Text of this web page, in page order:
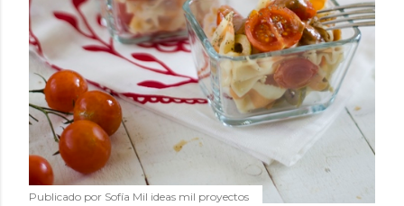
Publicado por Sofía Mil ideas mil proyectos